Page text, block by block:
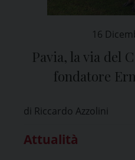
16
Pavia, la via del
fondatore
di Riccardo Azzolini
Attualità